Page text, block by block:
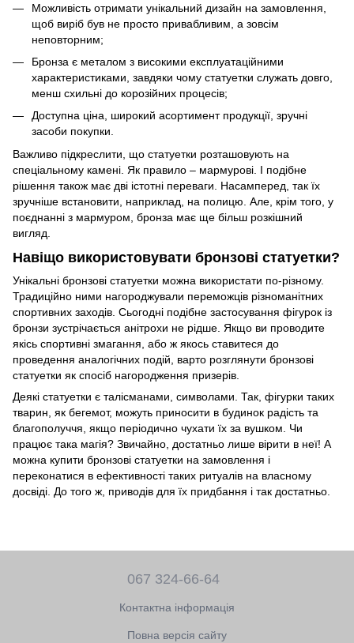
Можливість отримати унікальний дизайн на замовлення,
щоб виріб був не просто привабливим, а зовсім
неповторним;
Бронза є металом з високими експлуатаційними
характеристиками, завдяки чому статуетки служать довго,
менш схильні до корозійних процесів;
Доступна ціна, широкий асортимент продукції, зручні
засоби покупки.
Важливо підкреслити, що статуетки розташовують на
спеціальному камені. Як правило – мармурові. І подібне
рішення також має дві істотні переваги. Насамперед, так їх
зручніше встановити, наприклад, на полицю. Але, крім того, у
поєднанні з мармуром, бронза має ще більш розкішний
вигляд.
Навіщо використовувати бронзові статуетки?
Унікальні бронзові статуетки можна використати по-різному.
Традиційно ними нагороджували переможців різноманітних
спортивних заходів. Сьогодні подібне застосування фігурок із
бронзи зустрічається анітрохи не рідше. Якщо ви проводите
якісь спортивні змагання, або ж якось ставитеся до
проведення аналогічних подій, варто розглянути бронзові
статуетки як спосіб нагородження призерів.
Деякі статуетки є талісманами, символами. Так, фігурки таких
тварин, як бегемот, можуть приносити в будинок радість та
благополуччя, якщо періодично чухати їх за вушком. Чи
працює така магія? Звичайно, достатньо лише вірити в неї! А
можна купити бронзові статуетки на замовлення і
переконатися в ефективності таких ритуалів на власному
досвіді. До того ж, приводів для їх придбання і так достатньо.
067 324-66-64
Контактна інформація
Повна версія сайту